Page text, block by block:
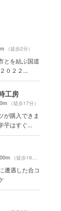
（徒歩2分）
とを結ぶ国道
０２２...
工房
（徒歩17分）
が購入できま
芋はすぐ...
（徒歩19分）
遭遇した合コ